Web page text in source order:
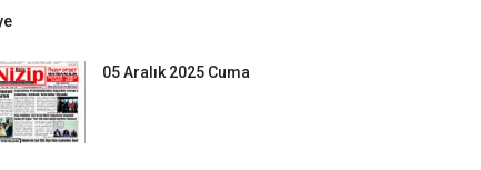
05 Aralık 2025 Cuma